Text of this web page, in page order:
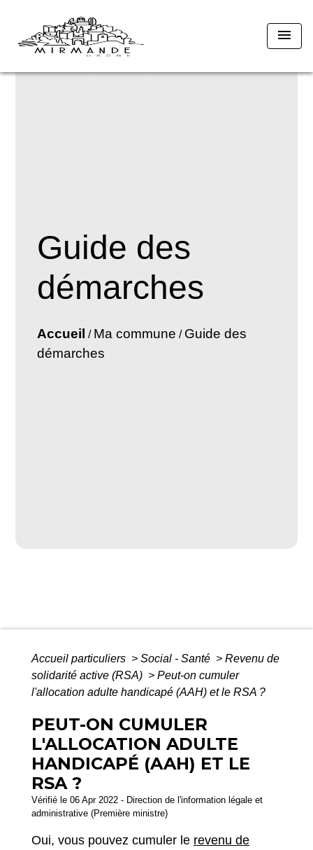
menu
Guide des
démarches
Accueil / Ma commune / Guide des
démarches
Accueil particuliers > Social - Santé > Revenu de
solidarité active (RSA) > Peut-on cumuler
l'allocation adulte handicapé (AAH) et le RSA ?
PEUT-ON CUMULER
L'ALLOCATION ADULTE
HANDICAPÉ (AAH) ET LE
RSA ?
Vérifié le 06 Apr 2022 - Direction de l'information légale et
administrative (Première ministre)
Oui, vous pouvez cumuler le revenu de